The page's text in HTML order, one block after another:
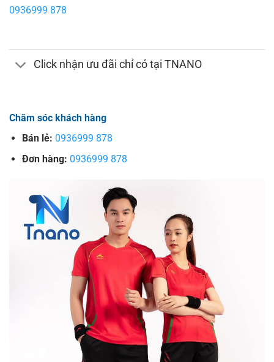
0936999 878
Click nhận ưu đãi chỉ có tại TNANO
Chăm sóc khách hàng
Bán lẻ: 0936999 878
Đơn hàng: 0936999 878